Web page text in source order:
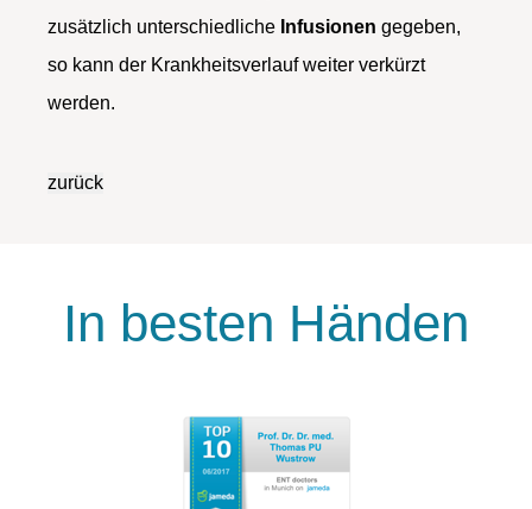
zusätzlich unterschiedliche Infusionen gegeben,
so kann der Krankheitsverlauf weiter verkürzt
werden.
In besten Händen